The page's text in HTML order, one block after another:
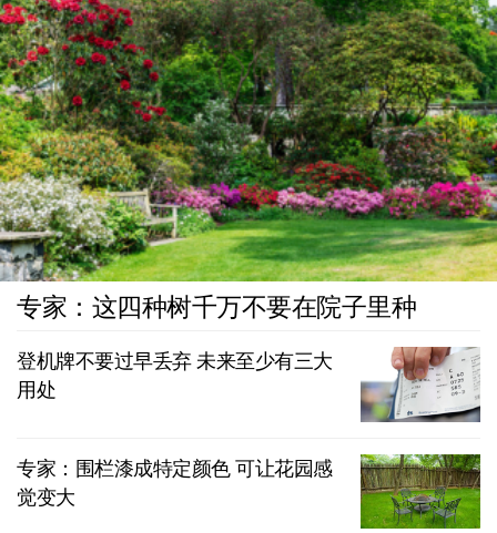
专家：这四种树千万不要在院子里种
登机牌不要过早丢弃 未来至少有三大
用处
专家：围栏漆成特定颜色 可让花园感
觉变大